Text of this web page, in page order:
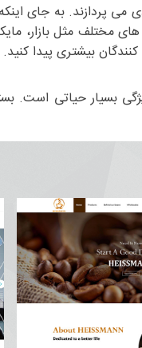
می پردازند. به جای
مختلف مثل بازار،
بیشتری پیدا کنید.
بسیار حیاتی است.